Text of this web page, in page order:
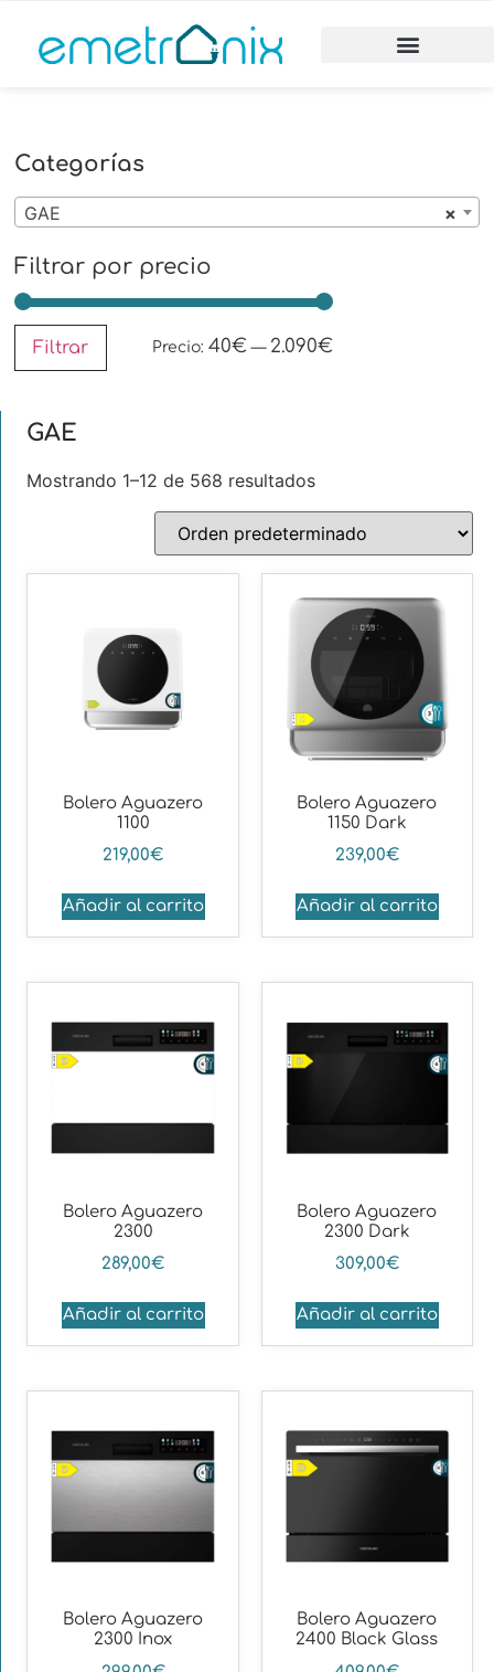
Categorías
×
GAE
Filtrar por precio
Filtrar Precio:40€ — 2.090€
GAE
Mostrando 1–12 de 568 resultados
Bolero Aguazero
1100
219,00€
Añadir al carrito
Bolero Aguazero
1150 Dark
239,00€
Añadir al carrito
Bolero Aguazero
2300
289,00€
Añadir al carrito
Bolero Aguazero
2300 Dark
309,00€
Añadir al carrito
Bolero Aguazero
2300 Inox
Bolero Aguazero
2400 Black Glass